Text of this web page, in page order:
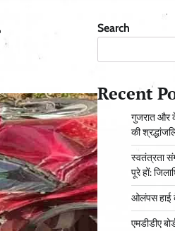
Search
Recent
गुजरात और
की
स्वतंत्रता
पूरे हों:
ओलंपस हाई
एमडीडीए